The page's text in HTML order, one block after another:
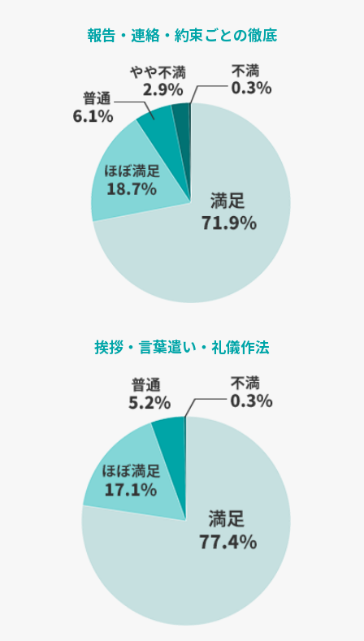
報告・連絡・約束ごとの徹底
挨拶・言葉遣い・礼儀作法